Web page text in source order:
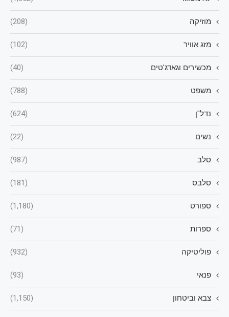
מוזיקה (208)
מזג אוויר (102)
מכשירים וגאדג'טים (40)
משפט (788)
נדל"ן (624)
נשים (22)
סלב (987)
סלבס (181)
ספורט (1,180)
ספרות (71)
פוליטיקה (932)
פנאי (93)
צבא וביטחון (1,150)